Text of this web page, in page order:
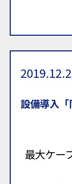
設備導入「
最大ケー